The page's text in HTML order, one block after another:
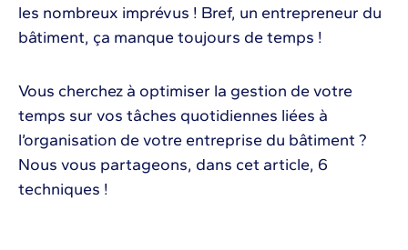
les nombreux imprévus ! Bref, un entrepreneur du
bâtiment, ça manque toujours de temps !
Vous cherchez à optimiser la gestion de votre
temps sur vos tâches quotidiennes liées à
l’organisation de votre entreprise du bâtiment ?
Nous vous partageons, dans cet article, 6
techniques !